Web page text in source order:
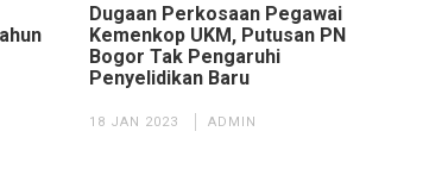
Dugaan Perkosaan Pegawai
Kemenkop UKM, Putusan PN
Bogor Tak Pengaruhi
Penyelidikan Baru
18 JAN 2023 ADMIN